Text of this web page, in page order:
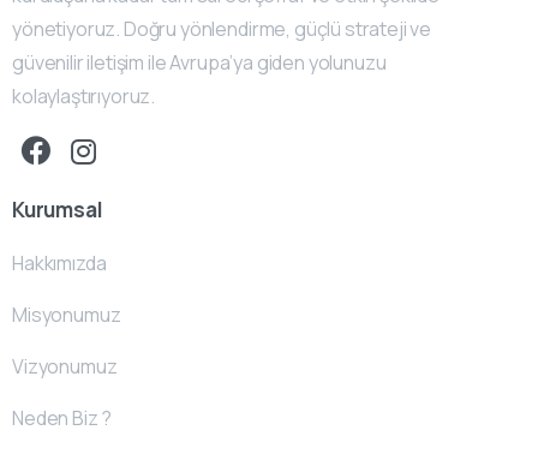
yönetiyoruz. Doğru yönlendirme, güçlü strateji ve
güvenilir iletişim ile Avrupa’ya giden yolunuzu
kolaylaştırıyoruz.
Kurumsal
Hakkımızda
Misyonumuz
Vizyonumuz
Neden Biz ?